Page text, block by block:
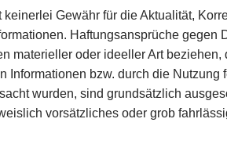
Gewähr für die Aktualität,
Haftungsansprüche gegen
materieller oder ideeller Art
Informationen bzw. durch die Nutzung
wurden, sind grundsätzlich
vorsätzliches oder grob